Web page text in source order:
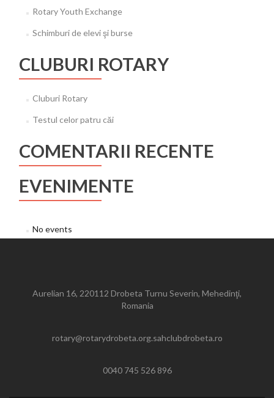
Rotary Youth Exchange
Schimburi de elevi şi burse
CLUBURI ROTARY
Cluburi Rotary
Testul celor patru căi
COMENTARII RECENTE
EVENIMENTE
No events
Aurelian 16, 220112 Drobeta Turnu Severin, Mehedinţi,
Romania
rotary@rotarydrobeta.org.sahclubdrobeta.ro
0040 745 526 896